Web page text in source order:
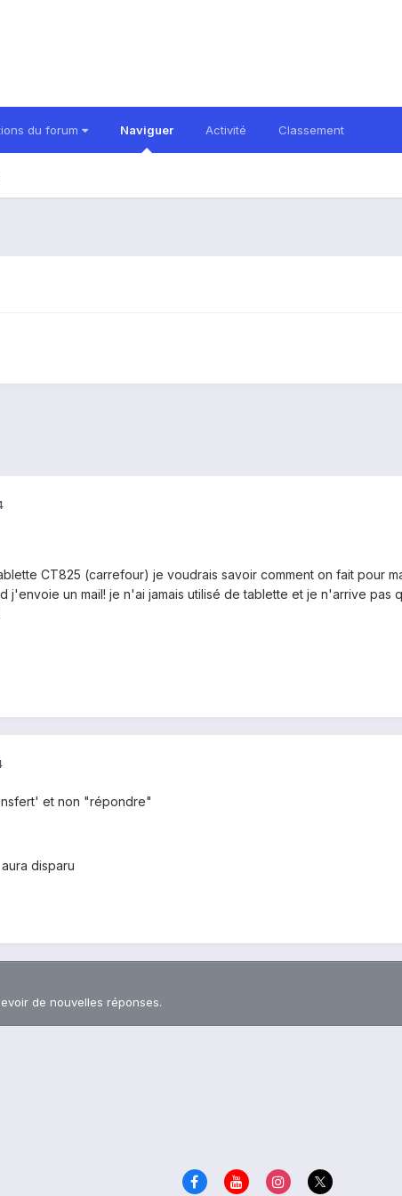
du forum Naviguer Activité Classement
CT825 (carrefour) je voudrais savoir comment on fait pour
j'envoie un mail! je n'ai jamais utilisé de tablette et je n'arrive pas
et non "répondre"
disparu
de nouvelles réponses.